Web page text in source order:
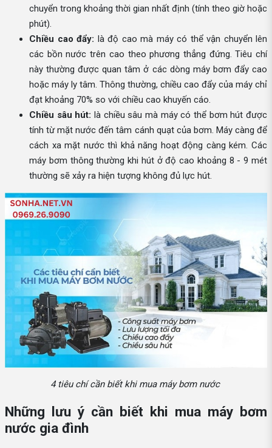
chuyển trong khoảng thời gian nhất định (tính theo giờ hoặc
phút).
Chiều cao đẩy: là độ cao mà máy có thể vận chuyển lên
các bồn nước trên cao theo phương thẳng đứng. Tiêu chí
này thường được quan tâm ở các dòng máy bơm đẩy cao
hoặc máy ly tâm. Thông thường, chiều cao đẩy của máy chỉ
đạt khoảng 70% so với chiều cao khuyến cáo.
Chiều sâu hút: là chiều sâu mà máy có thể bơm hút được
tính từ mặt nước đến tâm cánh quạt của bơm. Máy càng để
cách xa mặt nước thì khả năng hoạt động càng kém. Các
máy bơm thông thường khi hút ở độ cao khoảng 8 - 9 mét
thường sẽ xảy ra hiện tượng không đủ lực hút.
4 tiêu chí cần biết khi mua máy bơm nước
Những lưu ý cần biết khi mua máy bơm
nước gia đình